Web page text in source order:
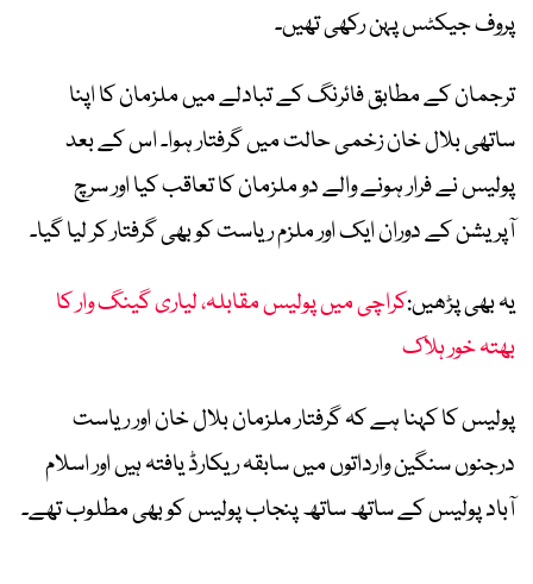
پروف جیکٹس پہن رکھی تھیں۔
ترجمان کے مطابق فائرنگ کے تبادلے میں ملزمان کا اپنا
ساتھی بلال خان زخمی حالت میں گرفتار ہوا۔ اس کے بعد
پولیس نے فرار ہونے والے دو ملزمان کا تعاقب کیا اور سرچ
آپریشن کے دوران ایک اور ملزم ریاست کو بھی گرفتار کر لیا گیا۔
یہ بھی پڑھیں:کراچی میں پولیس مقابلہ، لیاری گینگ وار کا
بھتہ خور ہلاک
پولیس کا کہنا ہے کہ گرفتار ملزمان بلال خان اور ریاست
درجنوں سنگین وارداتوں میں سابقہ ریکارڈ یافتہ ہیں اور اسلام
آباد پولیس کے ساتھ ساتھ پنجاب پولیس کو بھی مطلوب تھے۔